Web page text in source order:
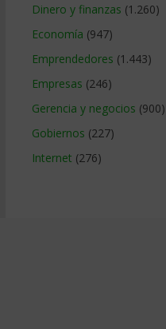
Dinero y finanzas (1.260)
Economía (947)
Emprendedores (1.443)
Empresas (246)
Gerencia y negocios (900)
Gobiernos (227)
Internet (276)